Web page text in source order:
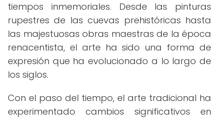
tiempos inmemoriales. Desde las pinturas
rupestres de las cuevas prehistóricas hasta
las majestuosas obras maestras de la época
renacentista, el arte ha sido una forma de
expresión que ha evolucionado a lo largo de
los siglos.
Con el paso del tiempo, el arte tradicional ha
experimentado cambios significativos en